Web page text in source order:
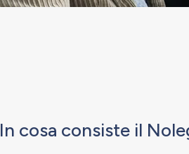
In cosa consiste il